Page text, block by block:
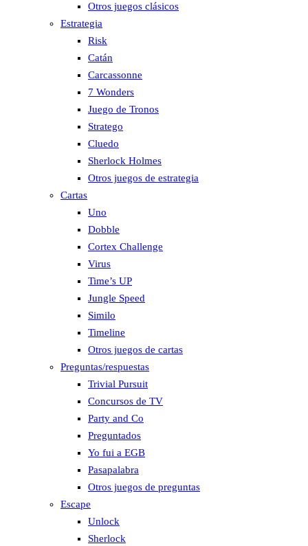
Otros juegos clásicos
Estrategia
Risk
Catán
Carcassonne
7 Wonders
Juego de Tronos
Stratego
Cluedo
Sherlock Holmes
Otros juegos de estrategia
Cartas
Uno
Dobble
Cortex Challenge
Virus
Time’s UP
Jungle Speed
Similo
Timeline
Otros juegos de cartas
Preguntas/respuestas
Trivial Pursuit
Concursos de TV
Party and Co
Preguntados
Yo fui a EGB
Pasapalabra
Otros juegos de preguntas
Escape
Unlock
Sherlock